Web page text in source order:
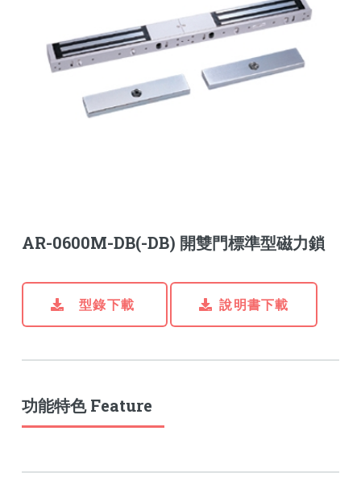
AR-0600M-DB(-DB) 開雙門標準型磁力鎖
型錄下載 說明書下載
功能特色 Feature